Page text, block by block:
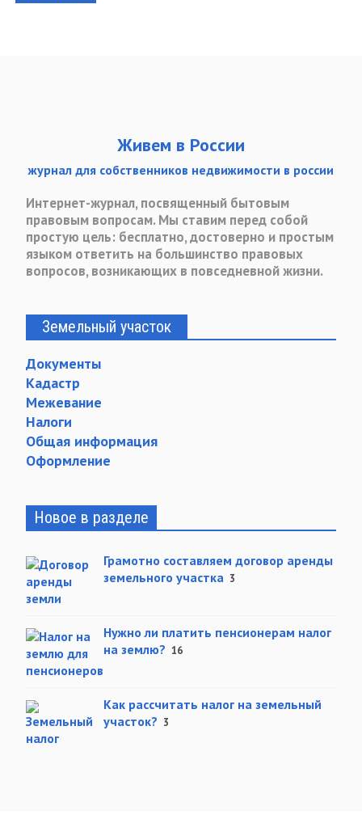
Живем в России
журнал для собственников недвижимости в россии
Интернет-журнал, посвященный бытовым
правовым вопросам. Мы ставим перед собой
простую цель: бесплатно, достоверно и простым
языком ответить на большинство правовых
вопросов, возникающих в повседневной жизни.
Земельный участок
Документы
Кадастр
Межевание
Налоги
Общая информация
Оформление
Новое в разделе
Грамотно составляем договор аренды
земельного участка 3
Нужно ли платить пенсионерам налог
на землю? 16
Как рассчитать налог на земельный
участок? 3